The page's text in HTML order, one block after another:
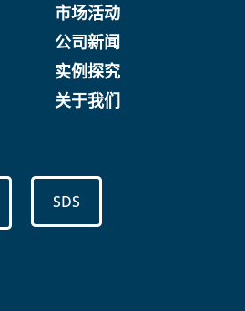
市场活动
公司新闻
实例探究
关于我们
SDS